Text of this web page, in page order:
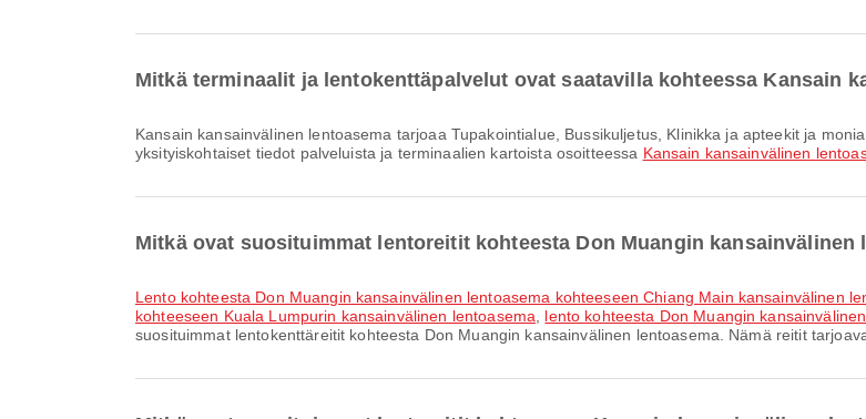
Mitkä terminaalit ja lentokenttäpalvelut ovat saatavilla kohteessa Kansain
Kansain kansainvälinen lentoasema tarjoaa Tupakointialue, Bussikuljetus, Klinikka ja apteekit ja monia muita palveluja parantaaksesi matkakokemustasi. Voit tarkistaa
yksityiskohtaiset tiedot palveluista ja terminaalien kartoista osoitteessa Kansain kansainvälinen
Mitkä ovat suosituimmat lentoreitit kohteesta Don Muangin kansainvälinen
lento kohteesta Don Muangin kansainvälinen lentoasema kohteeseen Chiang Main kansainvälinen
kohteeseen Kuala Lumpurin kansainvälinen lentoasema
lento kohteesta Don Muangin
suosituimmat lentokenttäreitit kohteesta Don Muangin kansainvälinen lentoasema. Nämä reitit